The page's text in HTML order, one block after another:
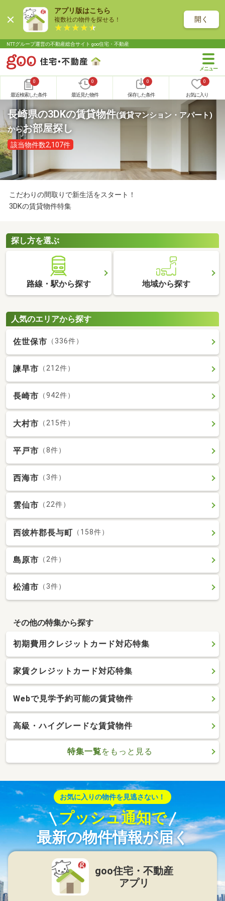
アプリ版はこちら
複数社の物件を探せる！ 開く
NTTグループ運営の不動産総合サイト goo住宅・不動産
0
最近検索した条件
0
最近見た物件
0
保存した条件
0
お気に入り
長崎県の3DKの賃貸物件(賃貸マンション・アパート)
からお部屋探し
該当物件数2,107件
こだわりの間取りで新生活をスタート！
3DKの賃貸物件特集
探し方を選ぶ
路線・駅から探す 地域から探す
人気のエリアから探す
佐世保市 （336件）
諫早市 （212件）
長崎市 （942件）
大村市 （215件）
平戸市 （8件）
西海市 （3件）
雲仙市 （22件）
西彼杵郡長与町 （158件）
島原市 （2件）
松浦市 （3件）
その他の特集から探す
初期費用クレジットカード対応特集
家賃クレジットカード対応特集
Webで見学予約可能の賃貸物件
高級・ハイグレードな賃貸物件
特集一覧をもっと見る
お気に入りの物件を見逃さない！
プッシュ通知で
最新の物件情報が届く
goo住宅・不動産
アプリ